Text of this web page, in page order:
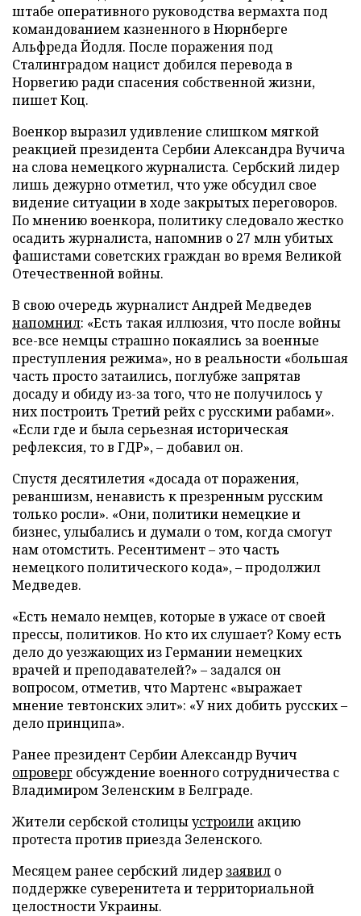
штабе оперативного руководства вермахта под
командованием казненного в Нюрнберге
Альфреда Йодля. После поражения под
Сталинградом нацист добился перевода в
Норвегию ради спасения собственной жизни,
пишет Коц.
Военкор выразил удивление слишком мягкой
реакцией президента Сербии Александра Вучича
на слова немецкого журналиста. Сербский лидер
лишь дежурно отметил, что уже обсудил свое
видение ситуации в ходе закрытых переговоров.
По мнению военкора, политику следовало жестко
осадить журналиста, напомнив о 27 млн убитых
фашистами советских граждан во время Великой
Отечественной войны.
В свою очередь журналист Андрей Медведев
напомнил: «Есть такая иллюзия, что после войны
все-все немцы страшно покаялись за военные
преступления режима», но в реальности «большая
часть просто затаились, поглубже запрятав
досаду и обиду из-за того, что не получилось у
них построить Третий рейх с русскими рабами».
«Если где и была серьезная историческая
рефлексия, то в ГДР», – добавил он.
Спустя десятилетия «досада от поражения,
реваншизм, ненависть к презренным русским
только росли». «Они, политики немецкие и
бизнес, улыбались и думали о том, когда смогут
нам отомстить. Ресентимент – это часть
немецкого политического кода», – продолжил
Медведев.
«Есть немало немцев, которые в ужасе от своей
прессы, политиков. Но кто их слушает? Кому есть
дело до уезжающих из Германии немецких
врачей и преподавателей?» – задался он
вопросом, отметив, что Мартенс «выражает
мнение тевтонских элит»: «У них добить русских –
дело принципа».
Ранее президент Сербии Александр Вучич
опроверг обсуждение военного сотрудничества с
Владимиром Зеленским в Белграде.
Жители сербской столицыустроили акцию
протеста против приезда Зеленского.
Месяцем ранее сербский лидер заявил о
поддержке суверенитета и территориальной
целостности Украины.